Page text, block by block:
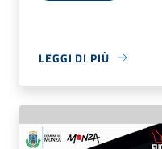
LEGGI DI PIÙ